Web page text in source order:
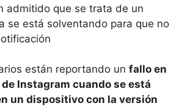
admitido que se trata de un
se está solventando para que no
están reportando un fallo en
Instagram cuando se está
un dispositivo con la versión